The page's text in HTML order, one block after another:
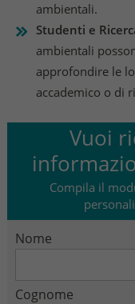
ambientali.
Studenti e
ambientali
approfondire le
accademico o di
Vuoi
Compila il
Nome
Cognome